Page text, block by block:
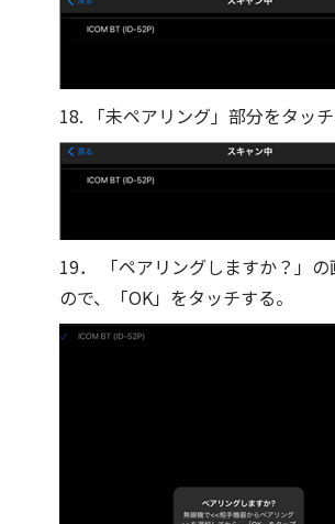
18. 「未ペアリング」部分をタッチ
19． 「ペアリングしますか？」
ので、「OK」をタッチする。